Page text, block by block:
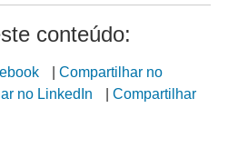
conteúdo:
Compartilhar no
no LinkedIn
Compartilhar